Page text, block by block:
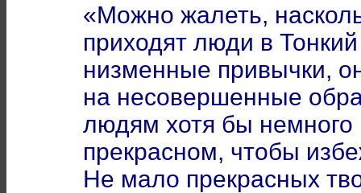
«Можно жалеть,
приходят люди в
низменные привычки,
на несовершенные
людям хотя бы немного
прекрасном, чтобы
Не мало прекрасных